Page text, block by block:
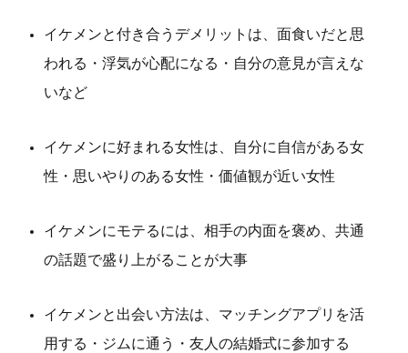
イケメンと付き合うデメリットは、面食いだと思
われる・浮気が心配になる・自分の意見が言えな
いなど
イケメンに好まれる女性は、自分に自信がある女
性・思いやりのある女性・価値観が近い女性
イケメンにモテるには、相手の内面を褒め、共通
の話題で盛り上がることが大事
イケメンと出会い方法は、マッチングアプリを活
用する・ジムに通う・友人の結婚式に参加する